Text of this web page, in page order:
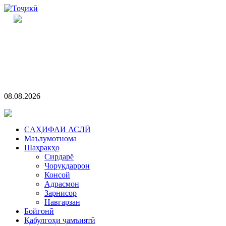
08.08.2026
CАҲИФАИ АСЛӢ
Маълумотнома
Шаҳракҳо
Сирдарё
Чоруқдаррон
Консой
Адрасмон
Зарнисор
Навгарзан
Бойгонӣ
Қабулгоҳи ҷамъиятӣ